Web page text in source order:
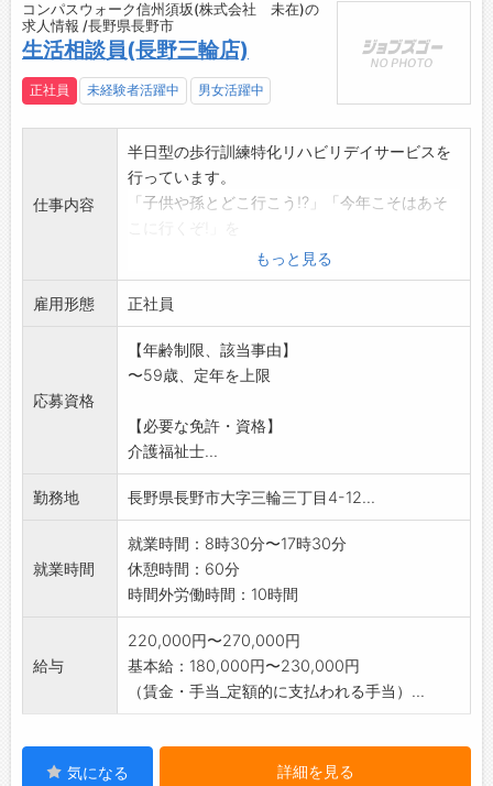
コンパスウォーク信州須坂(株式会社 未在)の
求人情報 /長野県長野市
生活相談員(長野三輪店)
正社員 未経験者活躍中 男女活躍中
仕事内容
半日型の歩行訓練特化リハビリデイサービスを
行っています。
「子供や孫とどこ行こう!?」「今年こそはあそ
モットーに機能訓練を提供するにあたり、利
用者様の健康管理と
日常生活に必要な支援が主な内容です。
*その他、送迎、記録、掃除、水やり等のデイサ
ービスに付帯する
業務があります。
変更範囲:変更なし
もっと見る
雇用形態 正社員
応募資格
【年齢制限、該当事由】
〜59歳、定年を上限
【必要な免許・資格】
介護福祉士...
勤務地 長野県長野市大字三輪三丁目4-12...
就業時間
就業時間：8時30分〜17時30分
休憩時間：60分
時間外労働時間：10時間
給与
220,000円〜270,000円
基本給：180,000円〜230,000円
（賃金・手当_定額的に支払われる手当）...
気になる 詳細を見る